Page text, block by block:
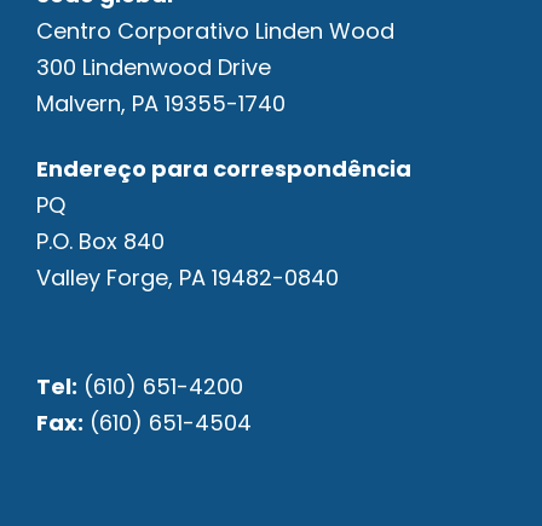
Centro Corporativo Linden Wood
300 Lindenwood Drive
Malvern, PA 19355-1740
Endereço para correspondência
PQ
P.O. Box 840
Valley Forge, PA 19482-0840
Tel: (610) 651-4200
Fax: (610) 651-4504